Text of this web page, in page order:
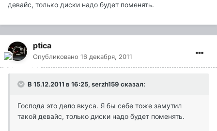
девайс, только диски надо будет поменять.
ptica
Опубликовано 16 декабря, 2011
В 15.12.2011 в 16:25, serzh159 сказал:
Господа это дело вкуса. Я бы себе тоже замутил
такой девайс, только диски надо будет поменять.